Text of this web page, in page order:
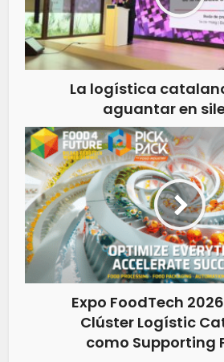
La logística
aguantar en
Expo FoodTech
Clúster Logístic
como Supporting